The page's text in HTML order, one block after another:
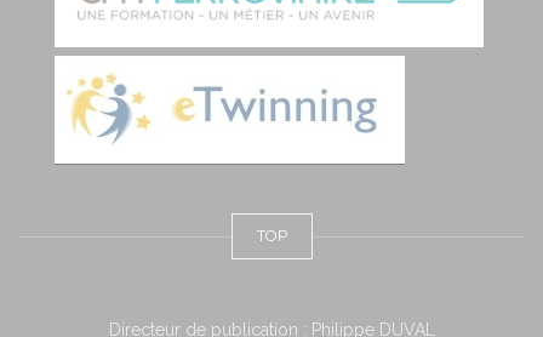
TOP
Directeur de publication : Philippe DUVAL